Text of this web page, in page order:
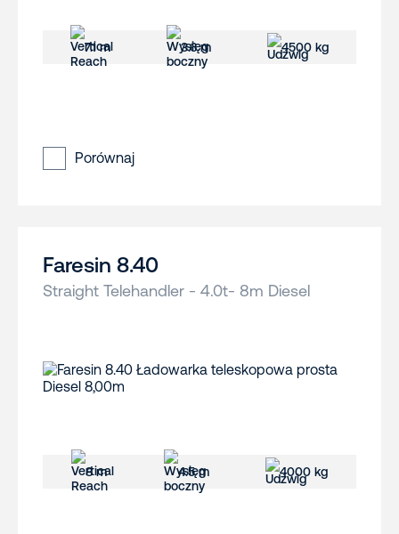
7.1 m 3.6 m 4500 kg
Porównaj
Faresin 8.40
Straight Telehandler - 4.0t- 8m Diesel
8 m 4.5 m 4000 kg